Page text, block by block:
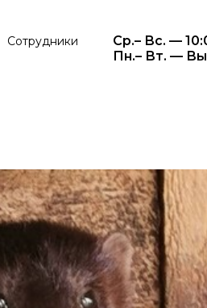
Сотрудники
Ср.– Вс. —
Пн.– Вт. —